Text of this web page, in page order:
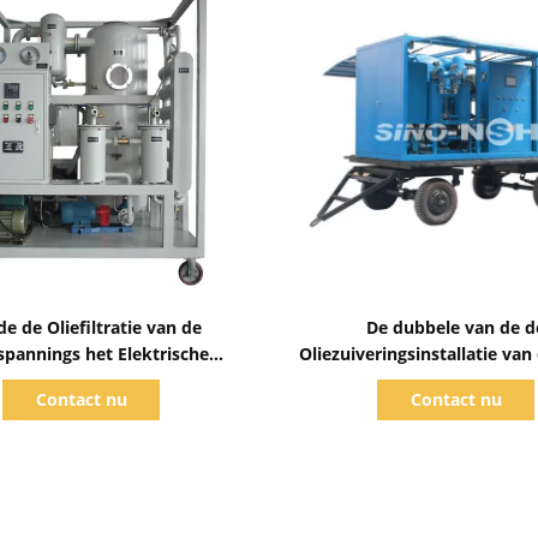
de Oliefiltratie van de
het Elektrische
de Machine
Online Werk
Contact nu
De dubbele van de
Oliezuiveringsinstallatie van
Vacuümtransformator
600L/H
Contact nu